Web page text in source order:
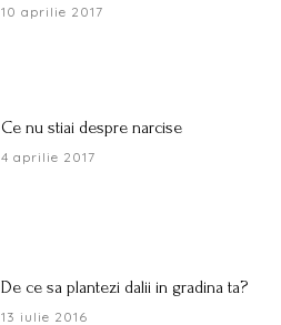
10 aprilie 2017
Ce nu stiai despre narcise
4 aprilie 2017
De ce sa plantezi dalii in gradina ta?
13 iulie 2016